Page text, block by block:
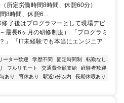
所定労働時間8時間、休憩60分）
8時間、休憩6...
了後はプログラマーとして現場デビ
最長6ヶ月の研修制度） 「プログラミ
」 「IT未経験でも本当にエンジニア
ーター歓迎 学歴不問 固定時間制
転勤なし
フルリモート 交通費全額支給
経験者歓迎
あり 育休あり 駅近5分以内
長期休暇あり